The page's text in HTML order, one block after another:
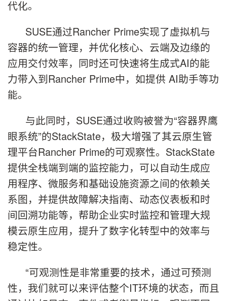
代化。
SUSE通过Rancher Prime实现了虚拟机与
容器的统一管理，并优化核心、云端及边缘的
应用交付效率，同时还可快速将生成式AI的能
力带入到Rancher Prime中，如提供 AI助手等功
能。
与此同时，SUSE通过收购被誉为“容器界鹰
眼系统”的StackState，极大增强了其云原生管
理平台Rancher Prime的可观察性。StackState
提供全栈端到端的监控能力，可以自动生成应
用程序、微服务和基础设施资源之间的依赖关
系图，并提供故障解决指南、动态仪表板和时
间回溯功能等，帮助企业实时监控和管理大规
模云原生应用，提升了数字化转型中的效率与
稳定性。
“可观测性是非常重要的技术，通过可预测
性，我们就可以来评估整个IT环境的状态，而且